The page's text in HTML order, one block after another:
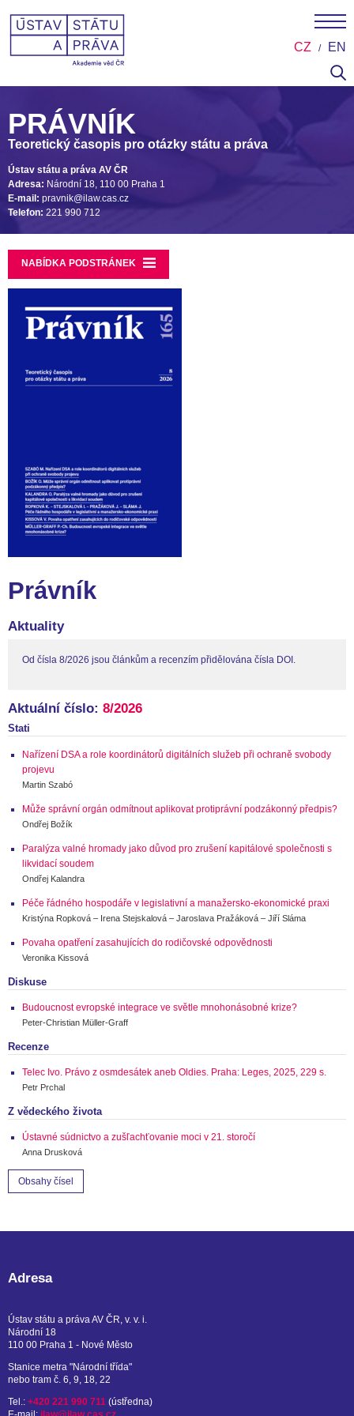
CZ EN
PRÁVNÍK
Teoretický časopis pro otázky státu a práva
Ústav státu a práva AV ČR
Adresa: Národní 18, 110 00 Praha 1
E-mail: pravnik@ilaw.cas.cz
Telefon: 221 990 712
NABÍDKA PODSTRÁNEK
Právník
Aktuality
Od čísla 8/2026 jsou článkům a recenzím přidělována čísla DOI.
Aktuální číslo: 8/2026
Stati
Nařízení DSA a role koordinátorů digitálních služeb při ochraně svobody
projevu
Martin Szabó
Může správní orgán odmítnout aplikovat protiprávní podzákonný předpis?
Ondřej Božík
Paralýza valné hromady jako důvod pro zrušení kapitálové společnosti s
likvidací soudem
Ondřej Kalandra
Péče řádného hospodáře v legislativní a manažersko-ekonomické praxi
Kristýna Ropková – Irena Stejskalová – Jaroslava Pražáková – Jiří Sláma
Povaha opatření zasahujících do rodičovské odpovědnosti
Veronika Kissová
Diskuse
Budoucnost evropské integrace ve světle mnohonásobné krize?
Peter-Christian Müller-Graff
Recenze
Telec Ivo. Právo z osmdesátek aneb Oldies. Praha: Leges, 2025, 229 s.
Petr Prchal
Z vědeckého života
Ústavné súdnictvo a zušľachťovanie moci v 21. storočí
Anna Drusková
Obsahy čísel
Adresa
Ústav státu a práva AV ČR, v. v. i.
Národní 18
110 00 Praha 1 - Nové Město
Stanice metra "Národní třída"
nebo tram č. 6, 9, 18, 22
Tel.: +420 221 990 711 (ústředna)